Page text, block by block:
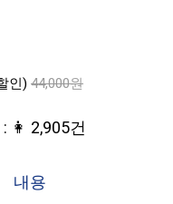
인) 44,000원
👩 2,905건
내용